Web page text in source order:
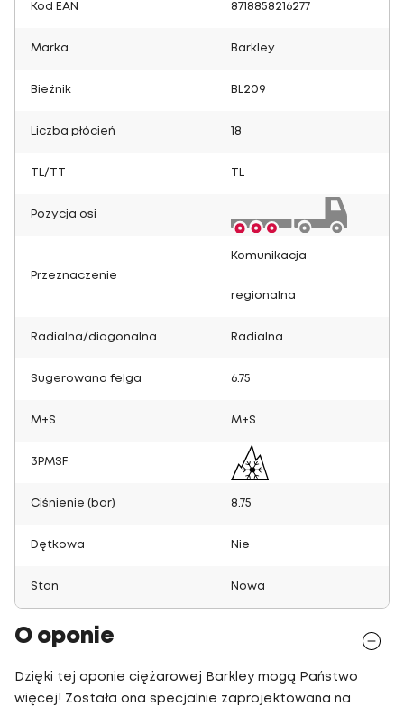
Kod EAN 8718858216277
Marka Barkley
Bieżnik BL209
Liczba płócień 18
TL/TT
Pozycja osi
Przeznaczenie
Komunikacja
regionalna
Radialna/diagonalna Radialna
Sugerowana felga 6.75
M+S M+S
3PMSF
Ciśnienie (bar) 8.75
Dętkowa Nie
Stan Nowa
O oponie
Dzięki tej oponie ciężarowej Barkley mogą Państwo
więcej! Została ona specjalnie zaprojektowana na